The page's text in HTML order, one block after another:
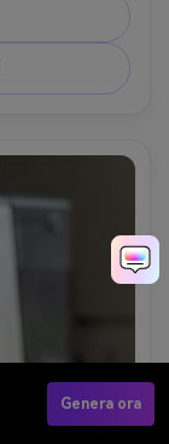
Genera ora